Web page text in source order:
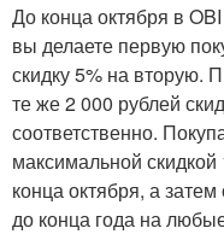
До конца октября в
вы делаете первую
скидку 5% на вторую.
те же 2 000 рублей
соответственно.
максимальной
конца октября, а
до конца года на